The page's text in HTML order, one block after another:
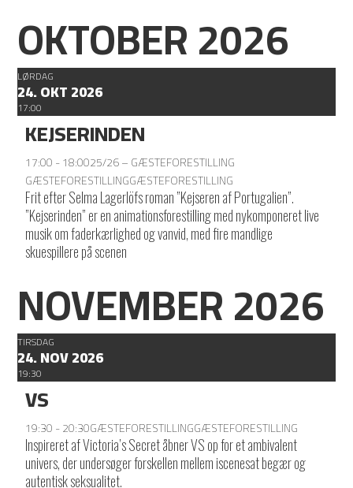
OKTOBER 2026
LØRDAG
24. OKT 2026
17:00
KEJSERINDEN
17:00 - 18:0025/26 – GÆSTEFORESTILLING
GÆSTEFORESTILLINGGÆSTEFORESTILLING
Frit efter Selma Lagerlöfs roman ”Kejseren af Portugalien”.
”Kejserinden” er en animationsforestilling med nykomponeret live
musik om faderkærlighed og vanvid, med fire mandlige
skuespillere på scenen
NOVEMBER 2026
TIRSDAG
24. NOV 2026
19:30
VS
19:30 - 20:30GÆSTEFORESTILLINGGÆSTEFORESTILLING
Inspireret af Victoria’s Secret åbner VS op for et ambivalent
univers, der undersøger forskellen mellem iscenesat begær og
autentisk seksualitet.